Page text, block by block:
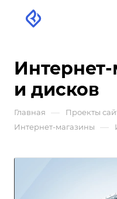
и дисков
Главная — Проекты
Интернет-магазины —